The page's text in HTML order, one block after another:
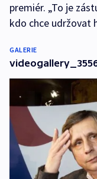
premiér. „To je
kdo chce udržovat
GALERIE